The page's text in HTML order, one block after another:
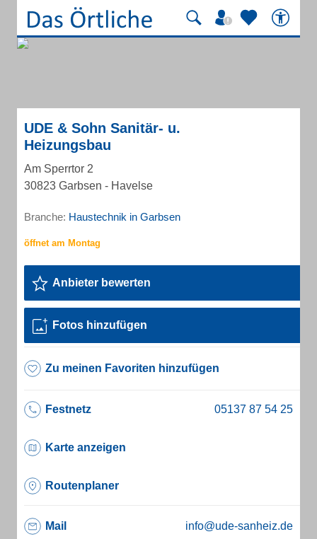
UDE & Sohn Sanitär- u.
Heizungsbau
Am Sperrtor 2
30823 Garbsen - Havelse
Branche: Haustechnik in Garbsen
Anbieter bewerten
Fotos hinzufügen
Zu meinen Favoriten hinzufügen
Festnetz
Karte anzeigen
Routenplaner
Mail info@ude-sanheiz.de